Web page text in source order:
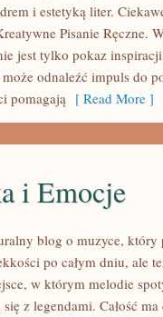
i estetyką liter.
Pisanie Ręczne.
jest tylko pokaz
odnaleźć impuls do
pomagają [ Read More ]
i Emocje
blog o muzyce, który
po całym dniu, ale
w którym melodie
się z legendami. Całość